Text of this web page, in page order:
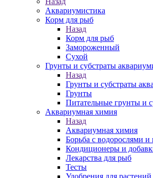
Аквариумистика
Корм для рыб
Назад
Корм для рыб
Замороженный
Сухой
Грунты и субстраты
Назад
Грунты и субстраты
Грунты
Питательные грунты и
Аквариумная химия
Назад
Аквариумная химия
Борьба с водорослями и
Кондиционеры и
Лекарства для рыб
Тесты
Удобрения для растений